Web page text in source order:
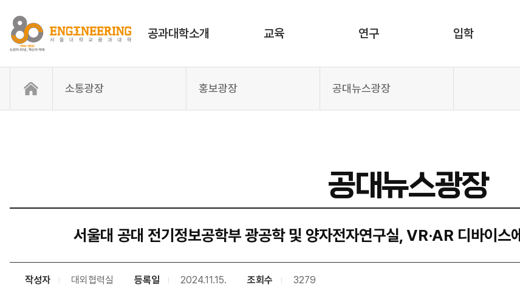
공과대학소개 교육 연구 입학
소통광장 홍보광장 공대뉴스광장
공대뉴스광장
서울대 공대 전기정보공학부 광공학 및 양자전자연구실, VR·AR 디바이스
작성자 대외협력실 등록일 2024.11.15. 조회수 3279